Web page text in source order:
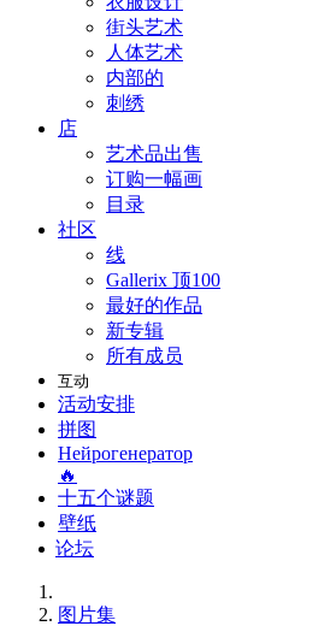
街头艺术
人体艺术
内部的
刺绣
店
艺术品出售
订购一幅画
目录
社区
线
Gallerix 顶100
最好的作品
新专辑
所有成员
互动
活动安排
拼图
Нейрогенератор
🔥
十五个谜题
壁纸
论坛
图片集